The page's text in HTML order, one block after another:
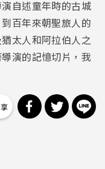
自述童年時的古城
百年來朝聖旅人的
太人和阿拉伯人之
演的記憶切片，我
分享到分享到